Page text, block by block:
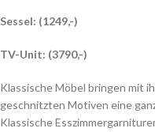
Sessel: (1249,-)
TV-Unit: (3790,-)
Klassische Möbel bringen mit
geschnitzten Motiven eine
Klassische